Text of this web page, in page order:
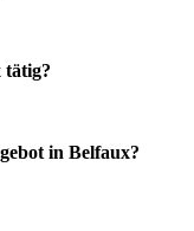
tätig?
in Belfaux?